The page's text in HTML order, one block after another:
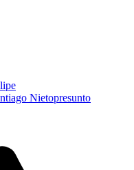
Nietopresunto